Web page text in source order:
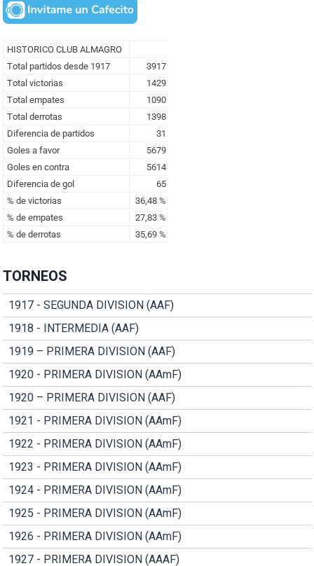
TORNEOS
1917 - SEGUNDA DIVISION (AAF)
1918 - INTERMEDIA (AAF)
1919 – PRIMERA DIVISION (AAF)
1920 - PRIMERA DIVISION (AAmF)
1920 – PRIMERA DIVISION (AAF)
1921 - PRIMERA DIVISION (AAmF)
1922 - PRIMERA DIVISION (AAmF)
1923 - PRIMERA DIVISION (AAmF)
1924 - PRIMERA DIVISION (AAmF)
1925 - PRIMERA DIVISION (AAmF)
1926 - PRIMERA DIVISION (AAmF)
1927 - PRIMERA DIVISION (AAAF)